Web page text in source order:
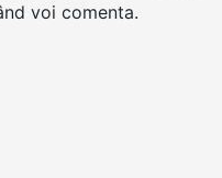
voi comenta.